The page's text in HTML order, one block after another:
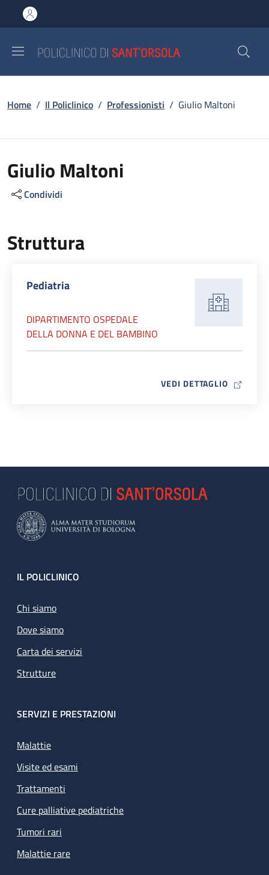
al contenuto principale
to footer content
Briciole di pane
Home / Il Policlinico / Professionisti / Giulio Maltoni
Giulio Maltoni
Condividi
Struttura
Pediatria
DIPARTIMENTO OSPEDALE
DELLA DONNA E DEL BAMBINO
VEDI DETTAGLIO MAP ICON
Footer
IL POLICLINICO
Chi siamo
Dove siamo
Carta dei servizi
Strutture
SERVIZI E PRESTAZIONI
Malattie
Visite ed esami
Trattamenti
Cure palliative pediatriche
Tumori rari
Malattie rare